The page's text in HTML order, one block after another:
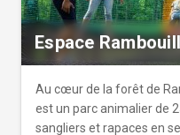
Espace
Au cœur de la forêt de
est un parc animalier de
sangliers et rapaces en